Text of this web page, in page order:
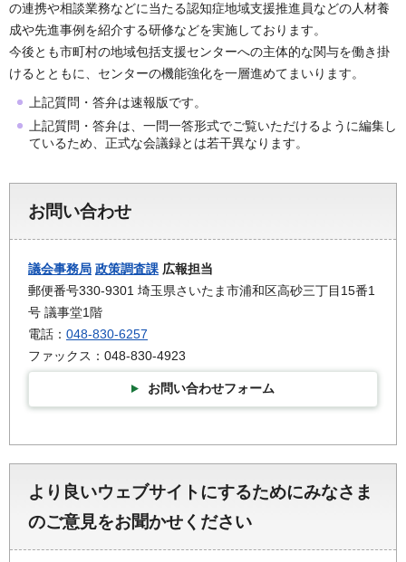
の連携や相談業務などに当たる認知症地域支援推進員などの人材養
成や先進事例を紹介する研修などを実施しております。
今後とも市町村の地域包括支援センターへの主体的な関与を働き掛
けるとともに、センターの機能強化を一層進めてまいります。
上記質問・答弁は速報版です。
上記質問・答弁は、一問一答形式でご覧いただけるように編集し
ているため、正式な会議録とは若干異なります。
お問い合わせ
議会事務局 政策調査課 広報担当
郵便番号330-9301 埼玉県さいたま市浦和区高砂三丁目15番1
号 議事堂1階
電話： 048-830-6257
ファックス：048-830-4923
お問い合わせフォーム
より良いウェブサイトにするためにみなさま
のご意見をお聞かせください